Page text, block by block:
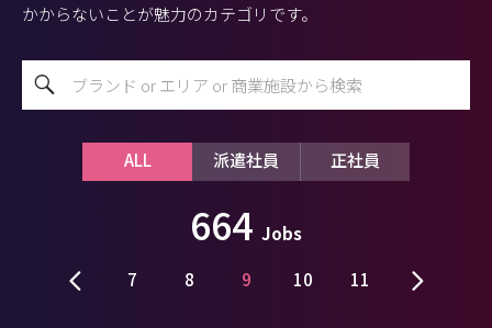
かからないことが魅力のカテゴリです。
ALL 派遣社員 正社員
664 Jobs
7 8 9 10 11